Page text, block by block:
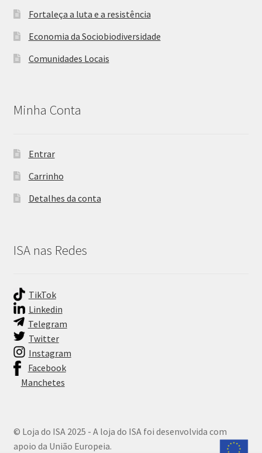
Fortaleça a luta e a resistência
Economia da Sociobiodiversidade
Comunidades Locais
Minha Conta
Entrar
Carrinho
Detalhes da conta
ISA nas Redes
TikTok
Linkedin
Telegram
Twitter
Instagram
Facebook
Manchetes
© Loja do ISA 2025 - A loja do ISA foi desenvolvida com
apoio da União Europeia.